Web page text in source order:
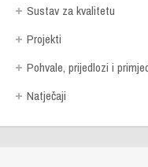
Sustav za kvalitetu
Projekti
Pohvale, prijedlozi i
Natječaji